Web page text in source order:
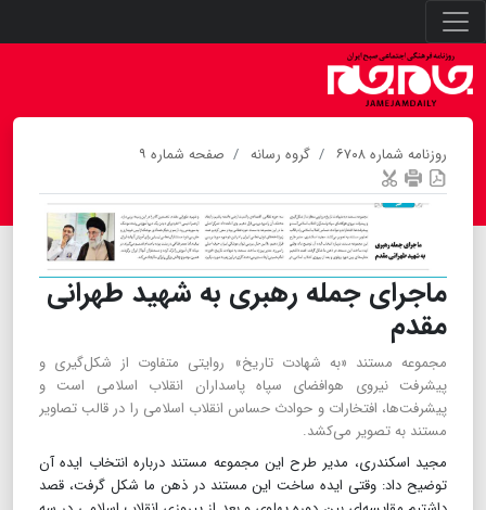
روزنامه شماره ۶۷۰۸ گروه رسانه صفحه شماره ۹
ماجرای جمله رهبری به شهید طهرانی
مقدم
مجموعه مستند «به شهادت تاریخ» روایتی متفاوت از شکل‌گیری و
پیشرفت نیروی هوافضای سپاه پاسداران انقلاب اسلامی است و
پیشرفت‌ها، افتخارات و حوادث حساس انقلاب اسلامی را در قالب تصاویر
مستند به تصویر می‌کشد.
مجید اسکندری، مدیر طرح این مجموعه مستند درباره انتخاب ایده آن
توضیح داد: وقتی ایده ساخت این مستند در ذهن ما شکل گرفت، قصد